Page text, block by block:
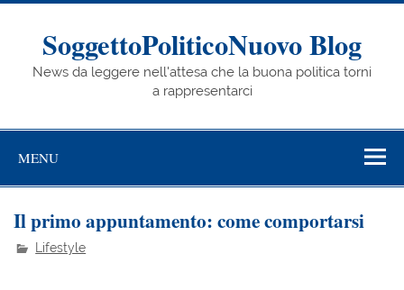
Skip
contentSoggettoPoliticoNuovo Blog
News da leggere nell'attesa che la buona politica torni
a rappresentarci
MENU
Il primo appuntamento: come comportarsi
Lifestyle